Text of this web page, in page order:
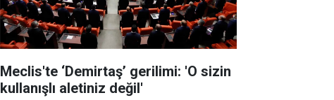
Meclis'te ‘Demirtaş’ gerilimi: 'O sizin
kullanışlı aletiniz değil'